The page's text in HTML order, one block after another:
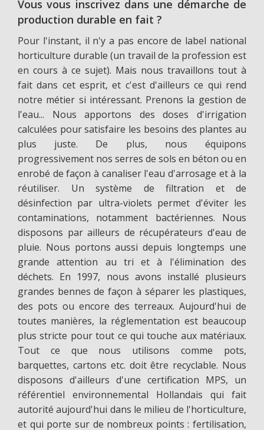
Vous vous inscrivez dans une démarche de
production durable en fait ?
Pour l'instant, il n'y a pas encore de label national
horticulture durable (un travail de la profession est
en cours à ce sujet). Mais nous travaillons tout à
fait dans cet esprit, et c'est d'ailleurs ce qui rend
notre métier si intéressant. Prenons la gestion de
l'eau... Nous apportons des doses d'irrigation
calculées pour satisfaire les besoins des plantes au
plus juste. De plus, nous équipons
progressivement nos serres de sols en béton ou en
enrobé de façon à canaliser l'eau d'arrosage et à la
réutiliser. Un système de filtration et de
désinfection par ultra-violets permet d'éviter les
contaminations, notamment bactériennes. Nous
disposons par ailleurs de récupérateurs d'eau de
pluie. Nous portons aussi depuis longtemps une
grande attention au tri et à l'élimination des
déchets. En 1997, nous avons installé plusieurs
grandes bennes de façon à séparer les plastiques,
des pots ou encore des terreaux. Aujourd'hui de
toutes manières, la réglementation est beaucoup
plus stricte pour tout ce qui touche aux matériaux.
Tout ce que nous utilisons comme pots,
barquettes, cartons etc. doit être recyclable. Nous
disposons d'ailleurs d'une certification MPS, un
référentiel environnemental Hollandais qui fait
autorité aujourd'hui dans le milieu de l'horticulture,
et qui porte sur de nombreux points : fertilisation,